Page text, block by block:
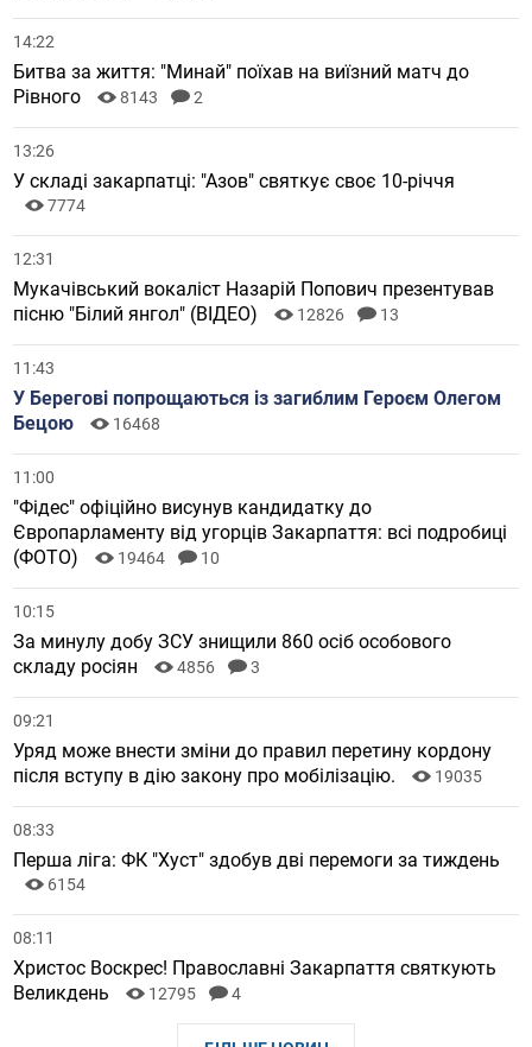
14:22
Битва за життя: "Минай" поїхав на виїзний матч до
Рівного
8143 2
13:26
У складі закарпатці: "Азов" святкує своє 10-річчя
7774
12:31
Мукачівський вокаліст Назарій Попович презентував
пісню "Білий янгол" (ВІДЕО)
12826 13
11:43
У Берегові попрощаються із загиблим Героєм Олегом
Бецою
16468
11:00
"Фідес" офіційно висунув кандидатку до
Європарламенту від угорців Закарпаття: всі подробиці
(ФОТО)
19464 10
10:15
За минулу добу ЗСУ знищили 860 осіб особового
складу росіян
4856 3
09:21
Уряд може внести зміни до правил перетину кордону
після вступу в дію закону про мобілізацію.
19035
08:33
Перша ліга: ФК "Хуст" здобув дві перемоги за тиждень
6154
08:11
Христос Воскрес! Православні Закарпаття святкують
Великдень
12795 4